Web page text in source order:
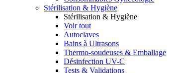
Stérilisation & Hygiène
Stérilisation & Hygiène
Voir tout
Autoclaves
Bains à Ultrasons
Thermo-soudeuses & Emballage
Désinfection UV-C
Tests & Validations